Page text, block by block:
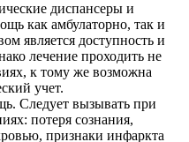
диспансеры и
как амбулаторно, так и
является доступность и
лечение проходить не
к тому же возможна
учет.
Следует вызывать при
потеря сознания,
признаки инфаркта